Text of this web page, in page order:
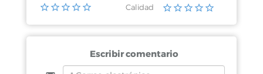
Calidad
Escribir comentario